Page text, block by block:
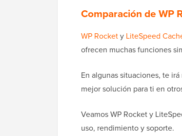
Comparación de WP
WP Rockety LiteSpeed
ofrecen muchas funciones
En algunas situaciones, te
mejor solución para ti en
Veamos WP Rocket y
uso, rendimiento y soporte.